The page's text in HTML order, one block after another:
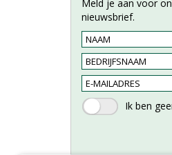
Meld je aan voor
nieuwsbrief.